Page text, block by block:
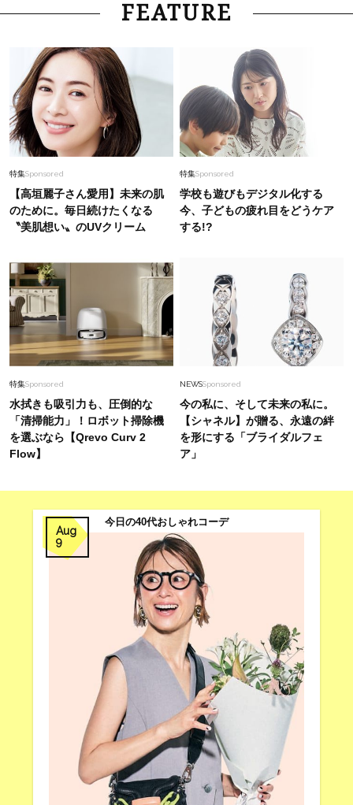
FEATURE
特集Sponsored
【高垣麗子さん愛用】未来の肌
のために。毎日続けたくなる
〝美肌想い〟のUVクリーム
特集Sponsored
学校も遊びもデジタル化する
今、子どもの疲れ目をどうケア
する!?
特集Sponsored
水拭きも吸引力も、圧倒的な
「清掃能力」！ロボット掃除機
を選ぶなら【Qrevo Curv 2
Flow】
NEWSSponsored
今の私に、そして未来の私に。
【シャネル】が贈る、永遠の絆
を形にする「ブライダルフェ
ア」
Aug
9
今日の40代おしゃれコーデ